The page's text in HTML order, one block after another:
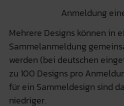
Anmeldung
Mehrere Designs können in
Sammelanmeldung
werden (bei deutschen
zu 100 Designs pro
für ein Sammeldesign sind
niedriger.